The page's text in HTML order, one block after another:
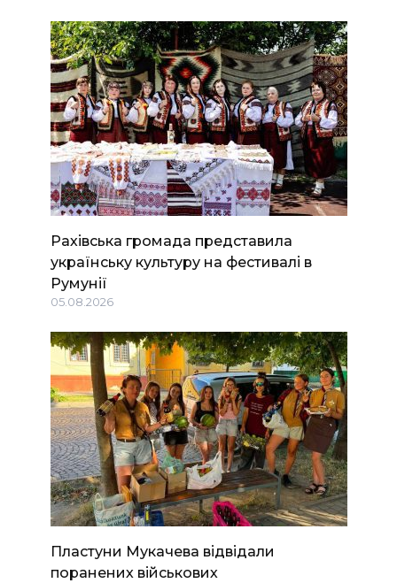
Рахівська громада представила
українську культуру на фестивалі в
Румунії
05.08.2026
Пластуни Мукачева відвідали
поранених військових